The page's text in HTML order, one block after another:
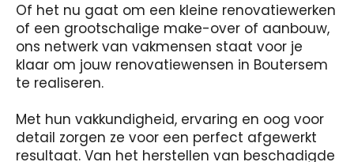
Of het nu gaat om een kleine renovatiewerken
of een grootschalige make-over of aanbouw,
ons netwerk van vakmensen staat voor je
klaar om jouw renovatiewensen in Boutersem
te realiseren.
Met hun vakkundigheid, ervaring en oog voor
detail zorgen ze voor een perfect afgewerkt
resultaat. Van het herstellen van beschadigde